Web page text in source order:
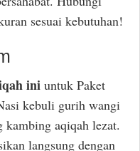
sesuai kebutuhan!
ini untuk Paket
kebuli gurih wangi
kambing aqiqah lezat.
langsung dengan